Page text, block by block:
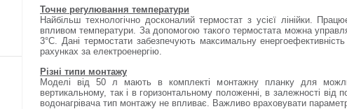
Точне регулювання температури
Найбільш технологічно досконалий термостат з усієї лінійки.
впливом температури. За допомогою такого термостата можна
3°С. Дані термостати забезпечують максимальну
рахунках за електроенергію.
Різні типи монтажу
Моделі від 50 л мають в комплекті монтажну планку для
вертикальному, так і в горизонтальному положенні, в залежності від
водонагрівача тип монтажу не впливає. Важливо враховувати